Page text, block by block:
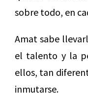
sobre todo, en
Amat sabe
el talento y la
ellos, tan
inmutarse.